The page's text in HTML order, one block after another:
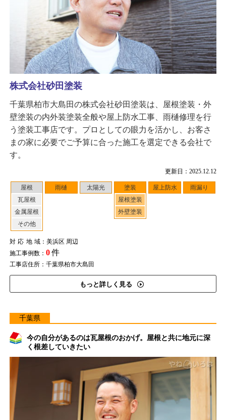
更新日：2025.12.12
屋根
瓦屋根
金属屋根
その他
雨樋 太陽光
塗装
屋根塗装
外壁塗装
屋上防水 雨漏り
対応地域：美浜区 周辺
施工事例数： 0件
工事店住所：千葉県柏市大島田
もっと詳しく見る
株式会社砂田塗装
千葉県柏市大島田の株式会社砂田塗装は、屋根塗装・外
壁塗装の内外装塗装全般や屋上防水工事、雨樋修理を行
う塗装工事店です。プロとしての眼力を活かし、お客さ
まの家に必要でご予算に合った施工を選定できる会社で
す。
千葉県
今の自分があるのは瓦屋根のおかげ。屋根と共に地元に深
く根差していきたい